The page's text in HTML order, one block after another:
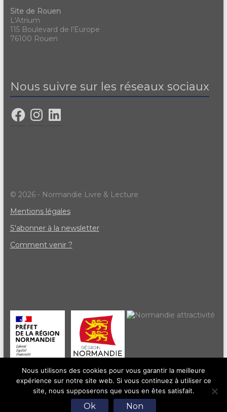
Site de Rouen
L'Atrium
115 Boulevard de l'Europe
76100 Rouen
Nous suivre sur les réseaux sociaux
© 2026 - Normandie Livre & Lecture
Mentions légales
S'abonner à la newsletter
Comment venir ?
Nous utilisons des cookies pour vous garantir la meilleure
expérience sur notre site web. Si vous continuez à utiliser ce
site, nous supposerons que vous en êtes satisfait.
Ok Non